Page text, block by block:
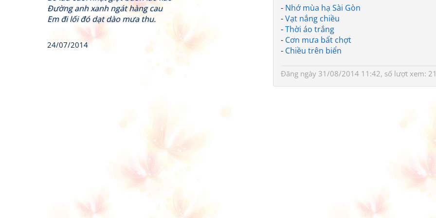
- Nhớ mùa hạ Sài Gòn
-Vạt nắng chiều
-Thời áo trắng
- Cơn mưa bất chợt
- Chiều trên biển
Đăng ngày 31/08/2014 11:42, số lượt xem:
Đường anh xanh ngát hàng cau
Em đi lối đó dạt dào mưa thu.
24/07/2014